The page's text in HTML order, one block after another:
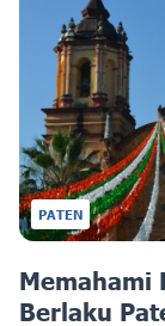
PATEN
Memahami
Berlaku